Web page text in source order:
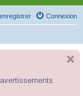
Connexion